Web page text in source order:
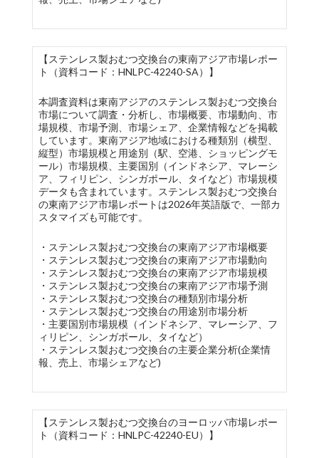
【ステンレス製おむつ交換台の東南アジア市場レポー
ト（資料コード：HNLPC-42240-SA）】
本調査資料は東南アジアのステンレス製おむつ交換台
市場について調査・分析し、市場概要、市場動向、市
場規模、市場予測、市場シェア、企業情報などを掲載
しています。東南アジア地域における種類別（横型、
縦型）市場規模と用途別（駅、空港、ショッピングモ
ール）市場規模、主要国別（インドネシア、マレーシ
ア、フィリピン、シンガポール、タイなど）市場規模
データも含まれています。ステンレス製おむつ交換台
の東南アジア市場レポートは2026年英語版で、一部カ
スタマイズも可能です。
・ステンレス製おむつ交換台の東南アジア市場概要
・ステンレス製おむつ交換台の東南アジア市場動向
・ステンレス製おむつ交換台の東南アジア市場規模
・ステンレス製おむつ交換台の東南アジア市場予測
・ステンレス製おむつ交換台の種類別市場分析
・ステンレス製おむつ交換台の用途別市場分析
・主要国別市場規模（インドネシア、マレーシア、フ
ィリピン、シンガポール、タイなど）
・ステンレス製おむつ交換台の主要企業分析(企業情
報、売上、市場シェアなど)
【ステンレス製おむつ交換台のヨーロッパ市場レポー
ト（資料コード：HNLPC-42240-EU）】